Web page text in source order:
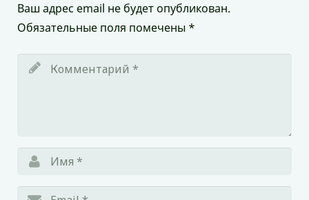
Ваш адрес email не будет опубликован.
Обязательные поля помечены *